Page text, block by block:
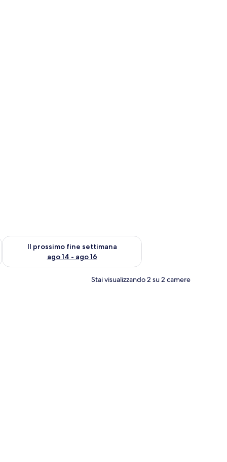
ago 7 - ago 9
Il prossimo fine settimana
ago 14 - ago 16
Verifica la disponibilità per il prossimo fine settimana, ago 14
Stai visualizzando 2 su 2 camere
scrivania e vista all'esterno.